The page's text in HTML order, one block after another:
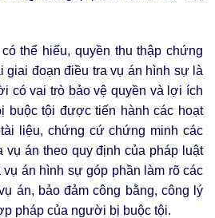
thể hiểu, quyền thu thập chứng
đoạn điều tra vụ án hình sự là
có vai trò bảo vệ quyền và lợi ích
buộc tội được tiến hành các hoạt
liệu, chứng cứ chứng minh các
vụ án theo quy định của pháp luật
án hình sự góp phần làm rõ các
án, bảo đảm công bằng, công lý
pháp của người bị buộc tội.